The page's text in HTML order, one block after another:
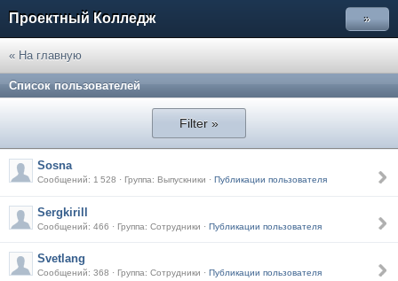
Проектный Колледж »
« На главную
Список пользователей
Filter »
Sosna
Сообщений: 1 528 · Группа: Выпускники · Публикации пользователя
Sergkirill
Сообщений: 466 · Группа: Сотрудники · Публикации пользователя
Svetlang
Сообщений: 368 · Группа: Сотрудники · Публикации пользователя